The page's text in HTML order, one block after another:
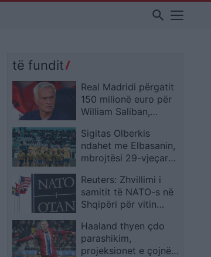
search
të fundit
Real Madridi përgatit
150 milionë euro për
William Saliban,
çdo kusht
Sigitas Olberkis
ndahet me Elbasanin,
mbrojtësi 29-vjeçar
pas ofertës prej 200
mijë dollarësh
Reuters: Zhvillimi i
samitit të NATO-s në
Shqipëri për vitin
pasigurt
Haaland thyen çdo
parashikim,
projeksionet e çojnë